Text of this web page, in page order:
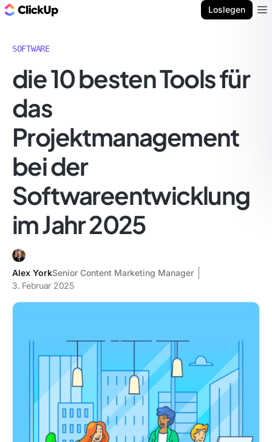
Loslegen
SOFTWARE
die 10 besten Tools für
das
Projektmanagement
bei der
Softwareentwicklung
im Jahr 2025
Alex YorkSenior Content Marketing Manager
3. Februar 2025